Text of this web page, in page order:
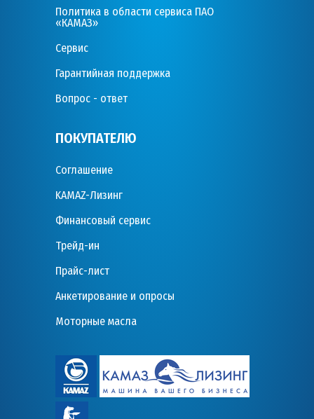
Политика в области сервиса ПАО
«КАМАЗ»
Сервис
Гарантийная поддержка
Вопрос - ответ
ПОКУПАТЕЛЮ
Соглашение
KAMAZ-Лизинг
Финансовый сервис
Трейд-ин
Прайс-лист
Анкетирование и опросы
Моторные масла